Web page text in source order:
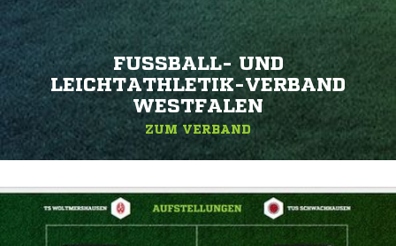
FUSSBALL- UND L
EICHTATHLETIK-VERBAND W
ESTFALEN
ZUM VERBAND